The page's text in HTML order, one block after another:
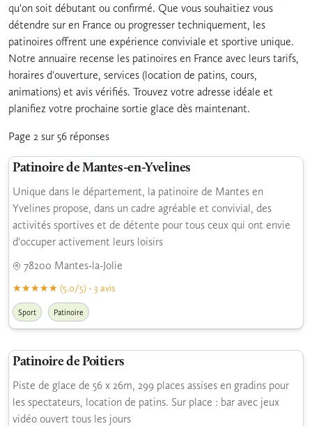
qu'on soit débutant ou confirmé. Que vous souhaitiez vous
détendre sur en France ou progresser techniquement, les
patinoires offrent une expérience conviviale et sportive unique.
Notre annuaire recense les patinoires en France avec leurs tarifs,
horaires d'ouverture, services (location de patins, cours,
animations) et avis vérifiés. Trouvez votre adresse idéale et
planifiez votre prochaine sortie glace dès maintenant.
Page 2 sur 56 réponses
Patinoire de Mantes-en-Yvelines
Unique dans le département, la patinoire de Mantes en
Yvelines propose, dans un cadre agréable et convivial, des
activités sportives et de détente pour tous ceux qui ont envie
d'occuper activement leurs loisirs
78200 Mantes-la-Jolie
(5.0/5) - 3 avis
Sport Patinoire
Patinoire de Poitiers
Piste de glace de 56 x 26m, 299 places assises en gradins pour
les spectateurs, location de patins. Sur place : bar avec jeux
vidéo ouvert tous les jours